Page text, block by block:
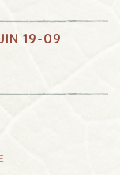
19-09